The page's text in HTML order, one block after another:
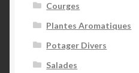
Courges
Plantes Aromatiques
Potager Divers
Salades